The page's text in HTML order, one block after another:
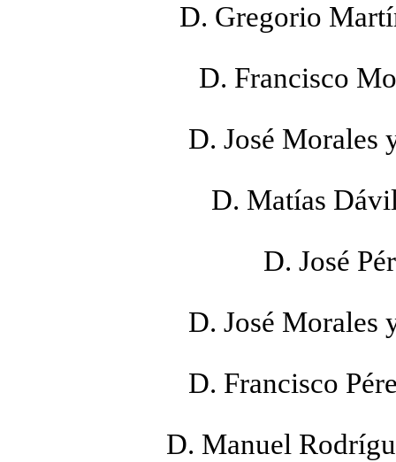
D. Gregorio
D. Francisco
D. José Morales
D. Matías
D. José
D. José Morales
D. Francisco
D. Manuel